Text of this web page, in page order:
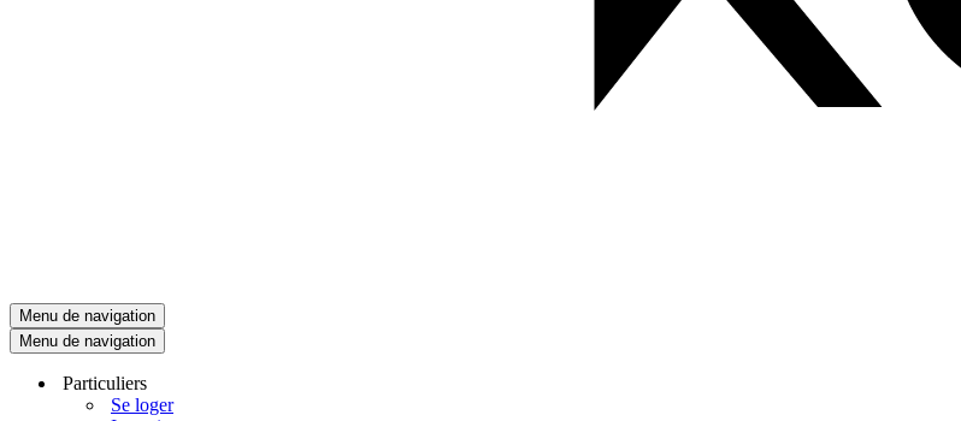
Menu de navigation
Menu de navigation
Particuliers
Se loger